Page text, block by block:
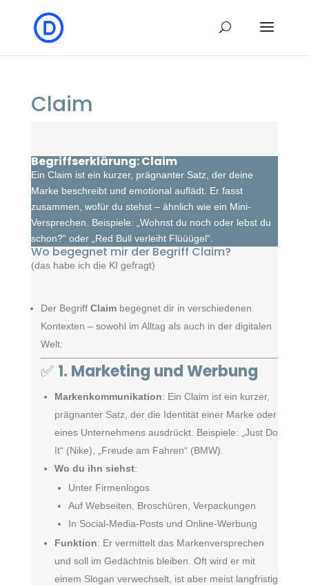
Claim
Begriffserklärung: Claim
Ein Claim ist ein kurzer, prägnanter Satz, der deine
Marke beschreibt und emotional auflädt. Er fasst
zusammen, wofür du stehst – ähnlich wie ein Mini-
Versprechen. Beispiele: „Wohnst du noch oder lebst du
schon?“ oder „Red Bull verleiht Flüüügel“.
Wo begegnet mir der Begriff Claim?
(das habe ich die KI gefragt)
Der Begriff Claimbegegnet dir in verschiedenen
Kontexten – sowohl im Alltag als auch in der digitalen
Welt:
✅ 1. Marketing und Werbung
Markenkommunikation: Ein Claim ist ein kurzer,
prägnanter Satz, der die Identität einer Marke oder
eines Unternehmens ausdrückt. Beispiele: „Just Do
It“ (Nike), „Freude am Fahren“ (BMW).
Wo du ihn siehst:
Unter Firmenlogos
Auf Webseiten, Broschüren, Verpackungen
In Social-Media-Posts und Online-Werbung
Funktion: Er vermittelt das Markenversprechen
und soll im Gedächtnis bleiben. Oft wird er mit
einem Slogan verwechselt, ist aber meist langfristig